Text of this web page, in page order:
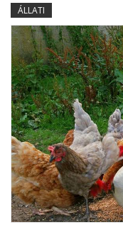
ÁLLATI